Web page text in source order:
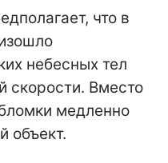
что в
небесных тел
скорости. Вместо
медленно
объект.